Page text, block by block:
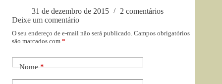
31 de dezembro de 2015
2 comentários
Deixe um comentário
O seu endereço de e-mail não será publicado. Campos obrigatórios
são marcados com *
Nome*